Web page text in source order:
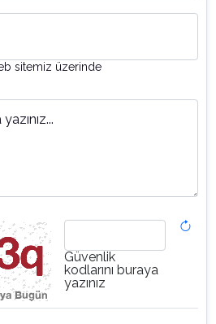
sitemiz üzerinde
Güvenlik
kodlarını buraya
yazınız